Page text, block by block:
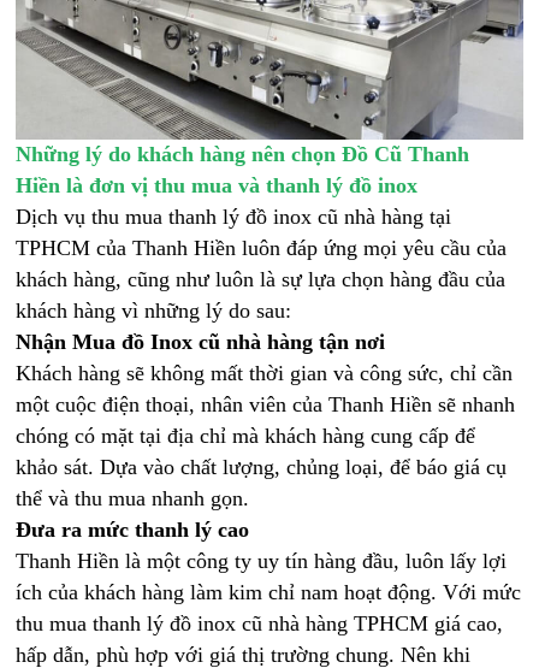
Những lý do khách hàng nên chọn Đồ Cũ Thanh
Hiền là đơn vị thu mua và thanh lý đồ inox
Dịch vụ thu mua thanh lý đồ inox cũ nhà hàng tại
TPHCM của Thanh Hiền luôn đáp ứng mọi yêu cầu của
khách hàng, cũng như luôn là sự lựa chọn hàng đầu của
khách hàng vì những lý do sau:
Nhận Mua đồ Inox cũ nhà hàng tận nơi
Khách hàng sẽ không mất thời gian và công sức, chỉ cần
một cuộc điện thoại, nhân viên của Thanh Hiền sẽ nhanh
chóng có mặt tại địa chỉ mà khách hàng cung cấp để
khảo sát. Dựa vào chất lượng, chủng loại, để báo giá cụ
thể và thu mua nhanh gọn.
Đưa ra mức thanh lý cao
Thanh Hiền là một công ty uy tín hàng đầu, luôn lấy lợi
ích của khách hàng làm kim chỉ nam hoạt động. Với mức
thu mua thanh lý đồ inox cũ nhà hàng TPHCM giá cao,
hấp dẫn, phù hợp với giá thị trường chung. Nên khi